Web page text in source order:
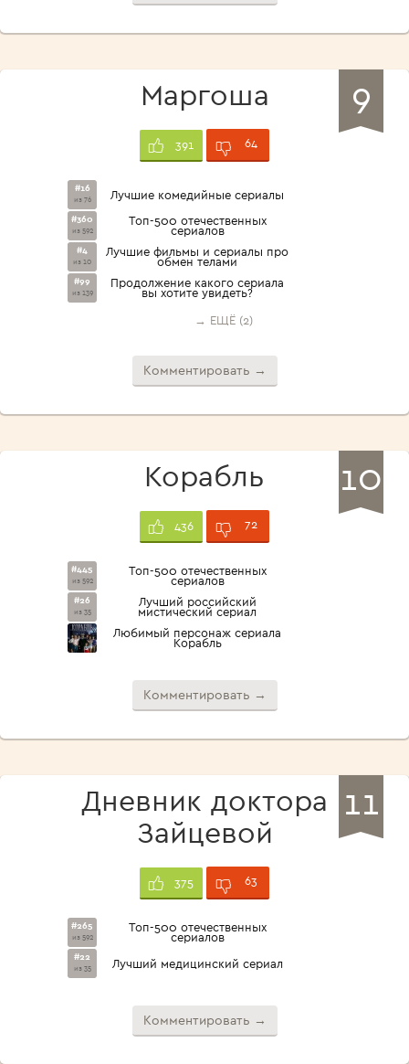
9
Маргоша
391 64
#16
из 76 Лучшие комедийные сериалы
#360
из 592
Топ-500 отечественных
сериалов
#4
из 10
Лучшие фильмы и сериалы про
обмен телами
#99
из 139
Продолжение какого сериала
вы хотите увидеть?
→ ЕЩЁ (2)
Комментировать →
10
Корабль
436 72
#445
из 592
Топ-500 отечественных
сериалов
#26
из 35
Лучший российский
мистический сериал
Любимый персонаж сериала
Корабль
Комментировать →
11
Дневник доктора
Зайцевой
375 63
#265
из 592
Топ-500 отечественных
сериалов
#22
из 35 Лучший медицинский сериал
Комментировать →